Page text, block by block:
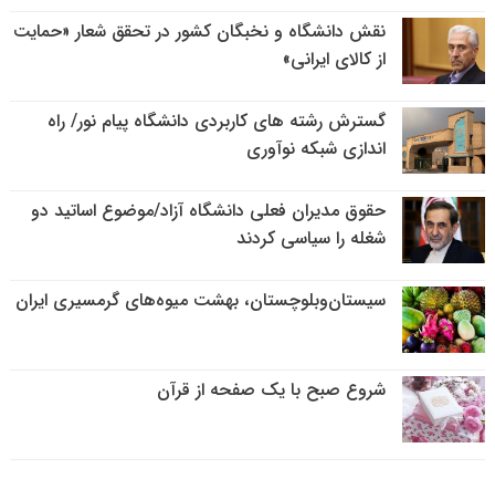
نقش دانشگاه و نخبگان کشور در تحقق شعار «حمایت
از کالای ایرانی»
گسترش رشته های کاربردی دانشگاه پیام نور/ راه
اندازی شبکه نوآوری
حقوق مدیران فعلی دانشگاه آزاد/موضوع اساتید دو
شغله را سیاسی کردند
سیستان‌وبلوچستان، بهشت میوه‌های گرمسیری ایران
شروع صبح با یک صفحه از قرآن